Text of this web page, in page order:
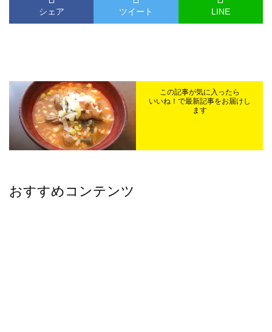
シェア ツイート LINE
この記事が気に入ったら
いいね！で最新記事をお届けし
ます
おすすめコンテンツ